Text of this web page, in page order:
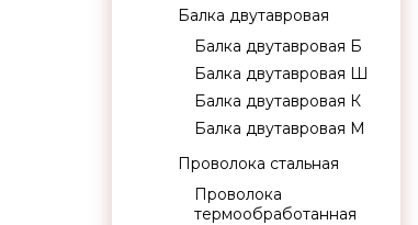
Балка двутавровая
Балка двутавровая Б
Балка двутавровая Ш
Балка двутавровая К
Балка двутавровая М
Проволока стальная
Проволока
термообработанная